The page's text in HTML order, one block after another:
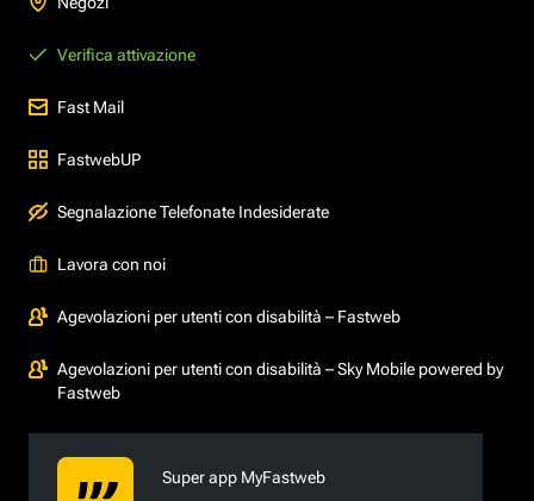
Verifica attivazione
Fast Mail
FastwebUP
Segnalazione Telefonate Indesiderate
Lavora con noi
Agevolazioni per utenti con disabilità – Fastweb
Agevolazioni per utenti con disabilità – Sky Mobile powered by
Fastweb
Super app MyFastweb